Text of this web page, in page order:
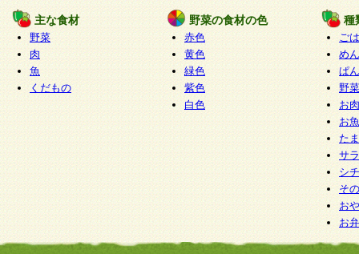
主な食材
野菜
肉
魚
くだもの
野菜の食材の色
赤色
黄色
緑色
紫色
白色
種
ご
めん
ぱん
野
お
お
た
サ
シ
そ
お
お